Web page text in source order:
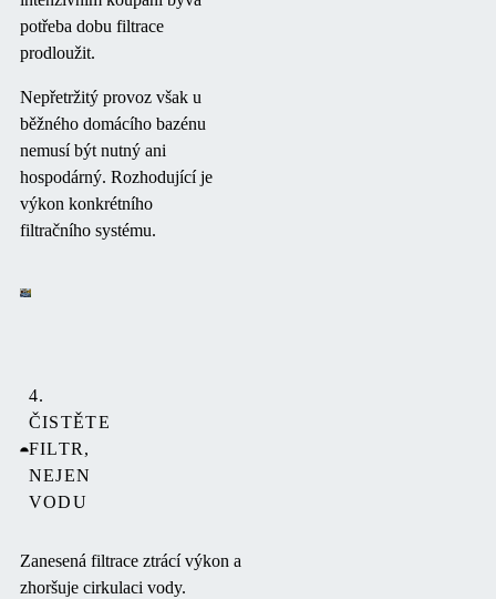
potřeba dobu filtrace
prodloužit.
Nepřetržitý provoz však u
běžného domácího bazénu
nemusí být nutný ani
hospodárný. Rozhodující je
výkon konkrétního
filtračního systému.
4.
ČISTĚTE
FILTR,
NEJEN
VODU
Zanesená filtrace ztrácí výkon a
zhoršuje cirkulaci vody.